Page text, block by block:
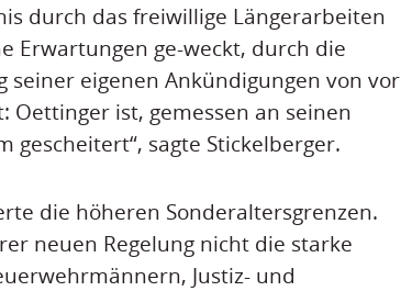
durch das freiwillige Längerarbeiten
Erwartungen ge-weckt, durch die
eigenen Ankündigungen von vor
Oettinger ist, gemessen an seinen
sagte Stickelberger.
die höheren Sonderaltersgrenzen.
neuen Regelung nicht die starke
Justiz- und